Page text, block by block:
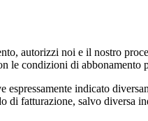
autorizzi noi e il nostro
le condizioni di abbonamento
indicato
fatturazione, salvo diversa